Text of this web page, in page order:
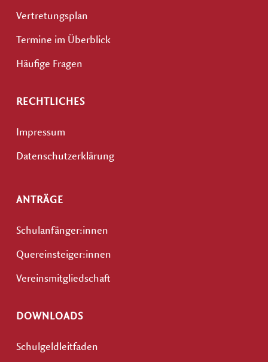
Vertretungsplan
Termine im Überblick
Häufige Fragen
RECHTLICHES
Impressum
Datenschutzerklärung
ANTRÄGE
Schulanfänger:innen
Quereinsteiger:innen
Vereinsmitgliedschaft
DOWNLOADS
Schulgeldleitfaden